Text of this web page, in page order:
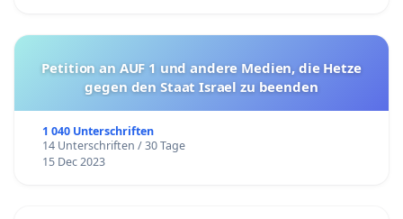
Petition an AUF 1 und andere Medien, die Hetze
gegen den Staat Israel zu beenden
1 040 Unterschriften
14 Unterschriften / 30 Tage
15 Dec 2023